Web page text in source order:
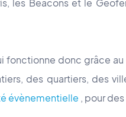
fonctionne donc grâce
des quartiers, des
évènementielle , pour